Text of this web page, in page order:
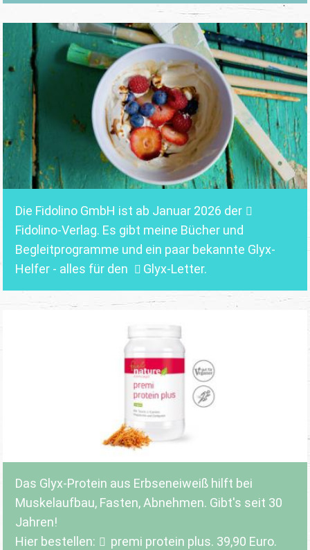
Die Fidolino GmbH ist ab Januar 2026 der
Fidolino-Verlag. Es gibt meine Bücher und
Begleitprogramme und ein paar bekannte Glyx-
Helfer - alles für den
Glyx-Letter.
Das Glyx-Protein aus Erbseneiweiß hilft bei
Muskelaufbau, Fasten, Abnehmen. Gibt's seit 30
Jahren!
Hier bestellen:
premi protein plus. 39,90 Euro.